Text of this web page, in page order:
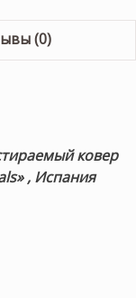
(0)
ковер
, Испания